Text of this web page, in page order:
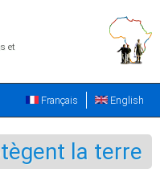
et
English
Français
la terre